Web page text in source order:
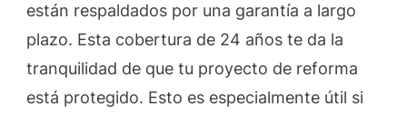
están respaldados por una garantía a largo
plazo. Esta cobertura de 24 años te da la
tranquilidad de que tu proyecto de reforma
está protegido. Esto es especialmente útil si